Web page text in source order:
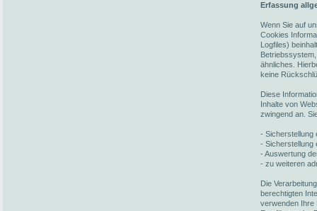
Erfassung
Wenn Sie auf
Cookies
Logfiles)
ähnliches.
keine
Diese
Inhalte von
zwingend an.
- Sicherstellung
- Sicherstellung
- Auswertung
- zu weiteren
Die
berechtigten
verwenden Ihre